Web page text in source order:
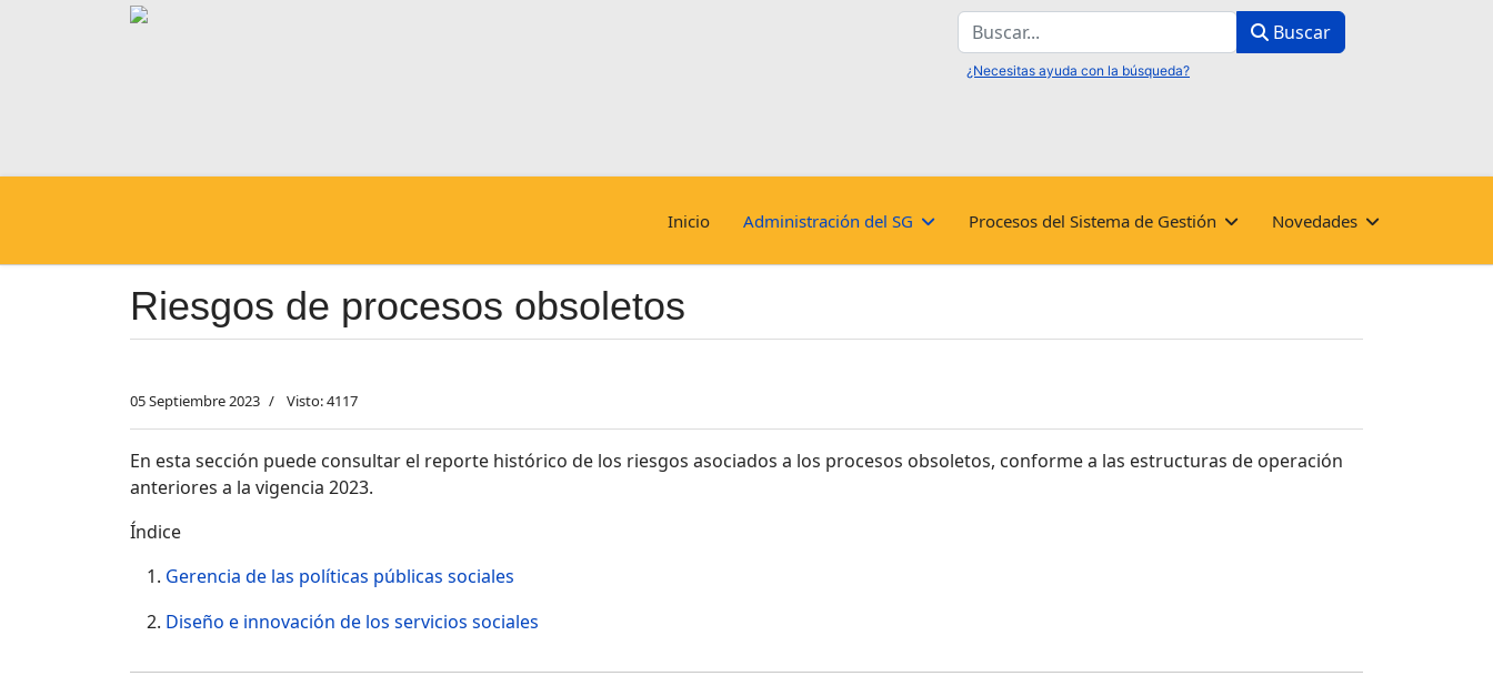
Buscar Buscar
Inicio Administración del SG Procesos del Sistema de Gestión Novedades
Riesgos de procesos obsoletos
05 Septiembre 2023 Visto: 4117
En esta sección puede consultar el reporte histórico de los riesgos asociados a los procesos obsoletos, conforme a las estructuras de operación
anteriores a la vigencia 2023.
Índice
Gerencia de las políticas públicas sociales
Diseño e innovación de los servicios sociales